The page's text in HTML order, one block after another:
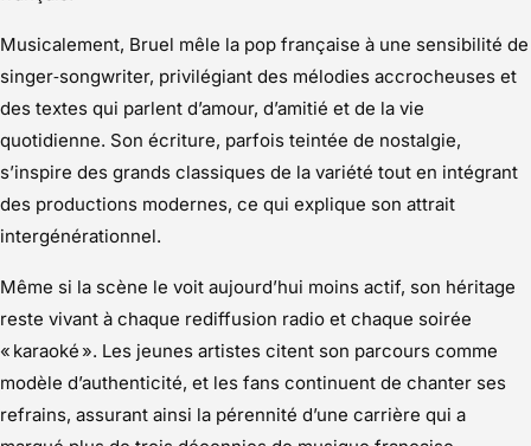
Musicalement, Bruel mêle la pop française à une sensibilité de
singer‑songwriter, privilégiant des mélodies accrocheuses et
des textes qui parlent d’amour, d’amitié et de la vie
quotidienne. Son écriture, parfois teintée de nostalgie,
s’inspire des grands classiques de la variété tout en intégrant
des productions modernes, ce qui explique son attrait
intergénérationnel.
Même si la scène le voit aujourd’hui moins actif, son héritage
reste vivant à chaque rediffusion radio et chaque soirée
« karaoké ». Les jeunes artistes citent son parcours comme
modèle d’authenticité, et les fans continuent de chanter ses
refrains, assurant ainsi la pérennité d’une carrière qui a